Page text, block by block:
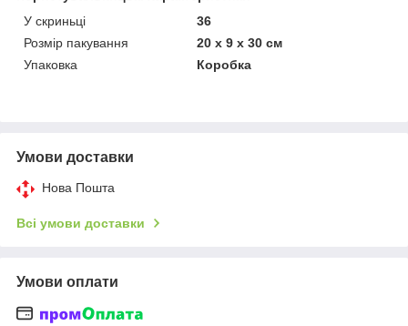
У скриньці
36
Розмір пакування
20 х 9 х 30 см
Упаковка
Коробка
Умови доставки
Нова Пошта
Всі умови доставки
Умови оплати